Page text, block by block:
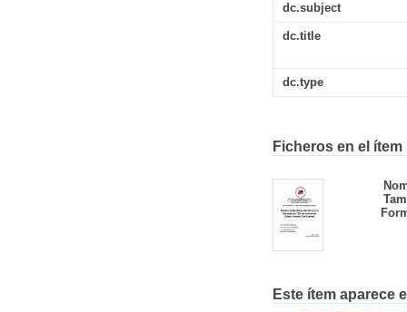
dc.subject
dc.title
dc.type
Ficheros en el ítem
Este ítem aparece